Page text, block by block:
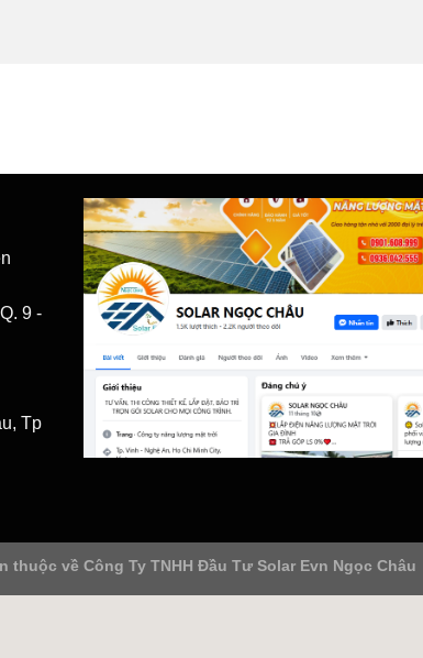
9 -
Tp
thuộc về Công Ty TNHH Đầu Tư Solar Evn Ngọc Châu